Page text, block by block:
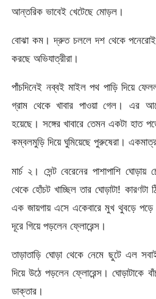
আন্তরিক ভাবেই খেটেছে মোড়ল।
বোঝা কম। দ্রুত চললে দশ থেকে পনেরোই
করছে অভিযাত্রীরা।
পাঁচদিনেই নব্বই মাইল পথ পাড়ি দিয়ে
গ্রাম থেকে খাবার পাওয়া গেল। এর
হয়েছে। সঙ্গের খাবারে তেমন একটা হাত
কম্বলমুড়ি দিয়ে ঘুমিয়েছে পুরুষেরা।
মার্চ ২। সেন্ট বেরেনের পাশাপাশি
থেকে হোঁচট খাচ্ছিল তার ঘোড়াটা!
এক জায়গায় এসে একেবারে মুখ থুবড়ে
দূরে গিয়ে পড়লেন ফ্লোরেন্স।
তাড়াতাড়ি ঘোড়া থেকে নেমে ছুটে এল
দিয়ে উঠে পড়লেন ফ্লোরেন্স। ঘোড়াটাকে
ডাক্তার।